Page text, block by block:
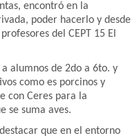
encontró en la
poder hacerlo y desde
del CEPT 15 El
alumnos de 2do a 6to. y
como es porcinos y
con Ceres para la
se suma aves.
que en el entorno